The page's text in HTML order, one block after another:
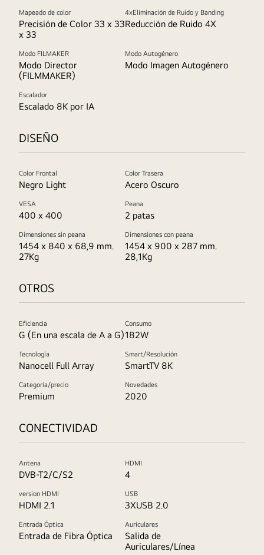
Mapeado de color
Precisión de Color 33 x 33
x 33
4xEliminación de Ruido y Banding
Reducción de Ruido 4X
Modo FILMAKER
Modo Director
(FILMMAKER)
Modo Autogénero
Modo Imagen Autogénero
Escalador
Escalado 8K por IA
DISEÑO
Color Frontal
Negro Light
Color Trasera
Acero Oscuro
VESA
400 x 400
Peana
2 patas
Dimensiones sin peana
1454 x 840 x 68,9 mm.
27Kg
Dimensiones con peana
1454 x 900 x 287 mm.
28,1Kg
OTROS
Eficiencia
G (En una escala de A a G)
Consumo
182W
Tecnología
Nanocell Full Array
Smart/Resolución
SmartTV 8K
Categoría/precio
Premium
Novedades
2020
CONECTIVIDAD
Antena
DVB-T2/C/S2
HDMI
4
version HDMI
HDMI 2.1
USB
3XUSB 2.0
Entrada Óptica
Entrada de Fibra Óptica
Auriculares
Salida de
Auriculares/Línea